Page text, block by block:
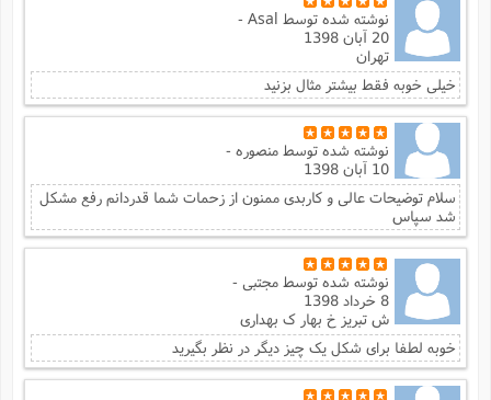
نوشته شده توسطAsal -
20 آبان 1398
تهران
خیلی خوبه فقط بیشتر مثال بزنید
نوشته شده توسطمنصوره -
10 آبان 1398
سلام توضیحات عالی و کاربدی ممنون از زحمات شما قدردانم رفع مشکل
شد سپاس
نوشته شده توسطمجتبی -
8 خرداد 1398
ش تبریز خ بهار ک بهداری
خوبه لطفا برای شکل یک چیز دیگر در نظر بگیرید